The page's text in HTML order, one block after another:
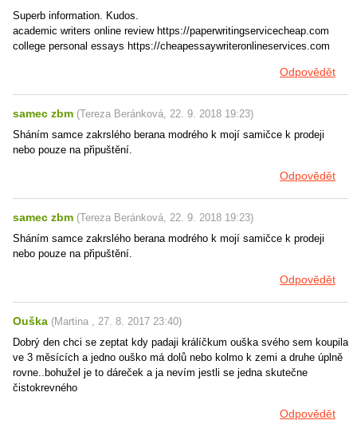
Superb information. Kudos.
academic writers online review https://paperwritingservicecheap.com
college personal essays https://cheapessaywriteronlineservices.com
Odpovědět
samec zbm (Tereza Beránková, 22. 9. 2018 19:23)
Sháním samce zakrslého berana modrého k mojí samičce k prodeji
nebo pouze na připuštění.
Odpovědět
samec zbm (Tereza Beránková, 22. 9. 2018 19:23)
Sháním samce zakrslého berana modrého k mojí samičce k prodeji
nebo pouze na připuštění.
Odpovědět
Ouška (Martina , 27. 8. 2017 23:40)
Dobrý den chci se zeptat kdy padaji králíčkum ouška svého sem koupila
ve 3 měsících a jedno ouško má dolů nebo kolmo k zemi a druhe úplně
rovne..bohužel je to dáreček a ja nevím jestli se jedna skutečne
čistokrevného
Odpovědět